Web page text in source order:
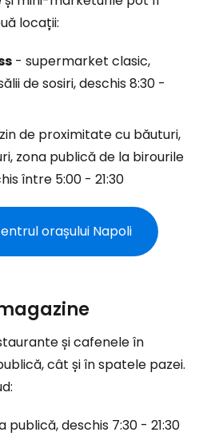
locații:
- supermarket clasic,
de sosiri, deschis 8:30 -
de proximitate cu băuturi,
zona publică de la birourile
între 5:00 - 21:30
orașului Napoli
și cafenele în
cât și în spatele pazei.
publică, deschis 7:30 - 21:30